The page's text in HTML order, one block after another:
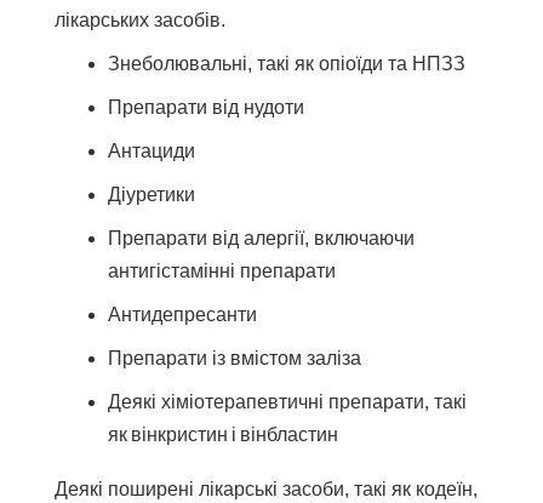
лікарських засобів.
Знеболювальні, такі як опіоїди та НПЗЗ
Препарати від нудоти
Антациди
Діуретики
Препарати від алергії, включаючи
антигістамінні препарати
Антидепресанти
Препарати із вмістом заліза
Деякі хіміотерапевтичні препарати, такі
як вінкристин і вінбластин
Деякі поширені лікарські засоби, такі як кодеїн,